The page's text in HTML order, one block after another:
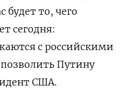
будет то, чего
сегодня:
с российскими
Путину
США.